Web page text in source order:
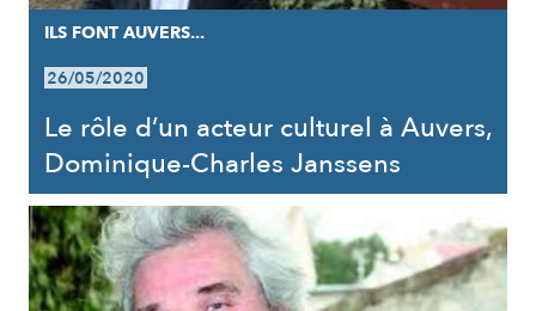
ILS FONT AUVERS...
26/05/2020
Le rôle d’un acteur culturel à Auvers,
Dominique-Charles Janssens